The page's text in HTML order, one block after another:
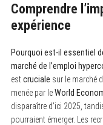
Comprendre
expérience
Pourquoi est-il essentiel
marché de l’emploi
estcruciale sur le marché
menée par leWorld
disparaître d’ici 2025,
pourraient émerger. Les